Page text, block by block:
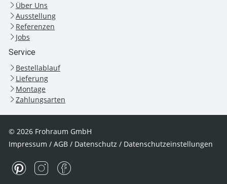
Über Uns
Ausstellung
Referenzen
Jobs
Service
Bestellablauf
Lieferung
Montage
Zahlungsarten
© 2026 Frohraum GmbH
Impressum / AGB / Datenschutz / Datenschutzeinstellungen